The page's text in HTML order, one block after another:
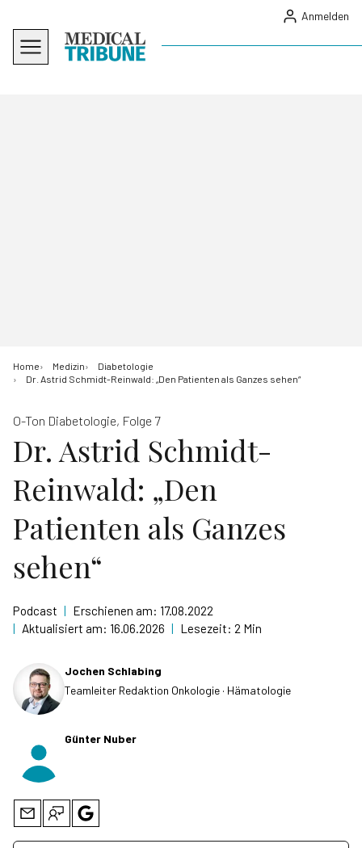
Anmelden
Home Medizin
Diabetologie
Dr. Astrid Schmidt-Reinwald: „Den Patienten als Ganzes sehen“
O-Ton Diabetologie, Folge 7
Dr. Astrid Schmidt-
Reinwald: „Den
Patienten als Ganzes
sehen“
Podcast | Erschienen am: 17.08.2022
| Aktualisiert am: 16.06.2026 | Lesezeit: 2 Min
Jochen Schlabing
Teamleiter Redaktion Onkologie · Hämatologie
Günter Nuber